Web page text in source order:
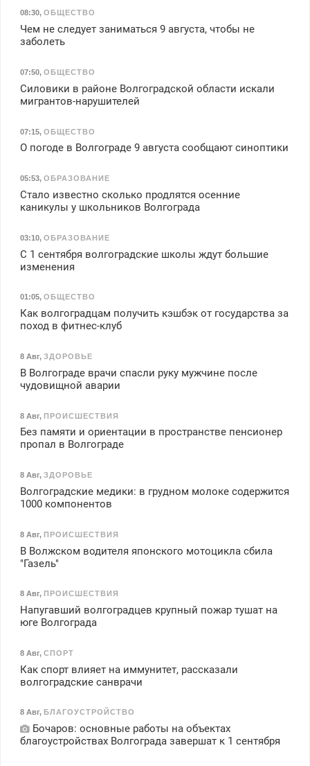
08:30, ОБЩЕСТВО
Чем не следует заниматься 9 августа, чтобы не
заболеть
07:50, ОБЩЕСТВО
Силовики в районе Волгоградской области искали
мигрантов-нарушителей
07:15, ОБЩЕСТВО
О погоде в Волгограде 9 августа сообщают синоптики
05:53, ОБРАЗОВАНИЕ
Стало известно сколько продлятся осенние
каникулы у школьников Волгограда
03:10, ОБРАЗОВАНИЕ
С 1 сентября волгоградские школы ждут большие
изменения
01:05, ОБЩЕСТВО
Как волгоградцам получить кэшбэк от государства за
поход в фитнес-клуб
8 Авг, ЗДОРОВЬЕ
В Волгограде врачи спасли руку мужчине после
чудовищной аварии
8 Авг, ПРОИСШЕСТВИЯ
Без памяти и ориентации в пространстве пенсионер
пропал в Волгограде
8 Авг, ЗДОРОВЬЕ
Волгоградские медики: в грудном молоке содержится
1000 компонентов
8 Авг, ПРОИСШЕСТВИЯ
В Волжском водителя японского мотоцикла сбила
"Газель"
8 Авг, ПРОИСШЕСТВИЯ
Напугавший волгоградцев крупный пожар тушат на
юге Волгограда
8 Авг, СПОРТ
Как спорт влияет на иммунитет, рассказали
волгоградские санврачи
8 Авг, БЛАГОУСТРОЙСТВО
Бочаров: основные работы на объектах
благоустройствах Волгограда завершат к 1 сентября